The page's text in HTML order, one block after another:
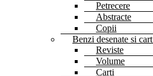
Petrecere
Abstracte
Copii
Benzi desenate si
Reviste
Volume
Carti